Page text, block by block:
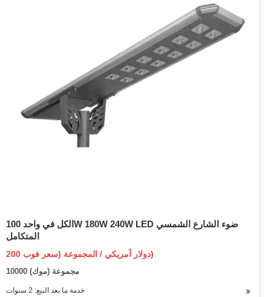
الكل في واحد 100W 180W 240W LED ضوء الشارع الشمسي
المتكامل
200 دولار أمريكي / المجموعة (سعر فوب)
10000 مجموعة (موك)
خدمة ما بعد البيع: 2 سنوات